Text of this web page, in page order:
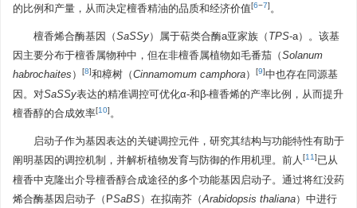
的比例和产量，从而决定檀香精油的品质和经济价值[6−7]。
檀香烯合酶基因（SaSSy）属于萜类合酶a亚家族（ TPS-a）。该基
因主要分布于檀香属物种中，但在非檀香属植物如毛番茄（Solanum
habrochaites ） [8]和樟树（Cinnamomum camphora） [9]中也存在同源基
因。对SaSSy表达的精准调控可优化α-和β-檀香烯的产率比例，从而提升
檀香醇的合成效率[10]。
启动子作为基因表达的关键调控元件，研究其结构与功能特性有助于
阐明基因的调控机制，并解析植物发育与防御的作用机理。前人[11]已从
檀香中克隆出介导檀香醇合成途径的多个功能基因启动子。通过将红没药
烯合酶基因启动子（PSaBS）在拟南芥（Arabidopsis thaliana）中进行